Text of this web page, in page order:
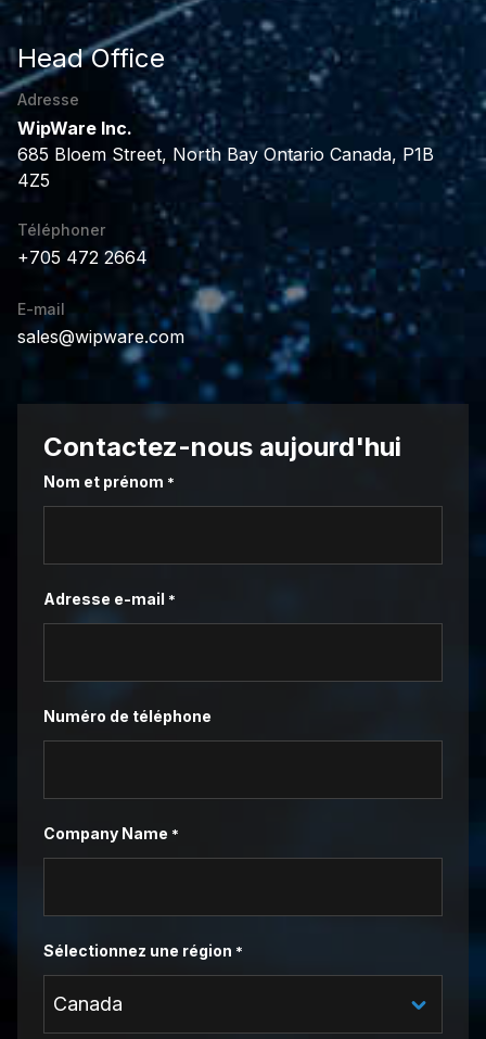
Head Office
Adresse
WipWare Inc.
685 Bloem Street, North Bay Ontario Canada, P1B
4Z5
Téléphoner
+705 472 2664
E-mail
sales@wipware.com
Contactez-nous aujourd'hui
Nom et prénom *
Adresse e-mail *
Numéro de téléphone
Company Name *
Sélectionnez une région *